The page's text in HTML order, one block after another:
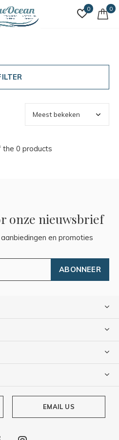
0 0
the 0 products
onze nieuwsbrief
en promoties
ABONNEER
EMAIL US